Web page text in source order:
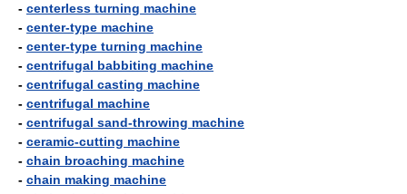
- centerless turning machine
- center-type machine
- center-type turning machine
- centrifugal babbiting machine
- centrifugal casting machine
- centrifugal machine
- centrifugal sand-throwing machine
- ceramic-cutting machine
- chain broaching machine
- chain making machine